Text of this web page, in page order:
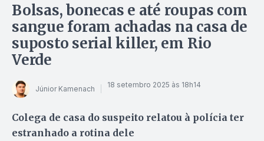
Bolsas, bonecas e até roupas com
sangue foram achadas na casa de
suposto serial killer, em Rio
Verde
Júnior Kamenach 18 setembro 2025 às 18h14
Colega de casa do suspeito relatou à polícia ter
estranhado a rotina dele